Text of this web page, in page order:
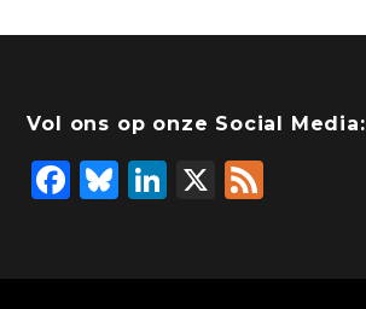
Vol ons op onze Social Media:
F
Bl
Li X